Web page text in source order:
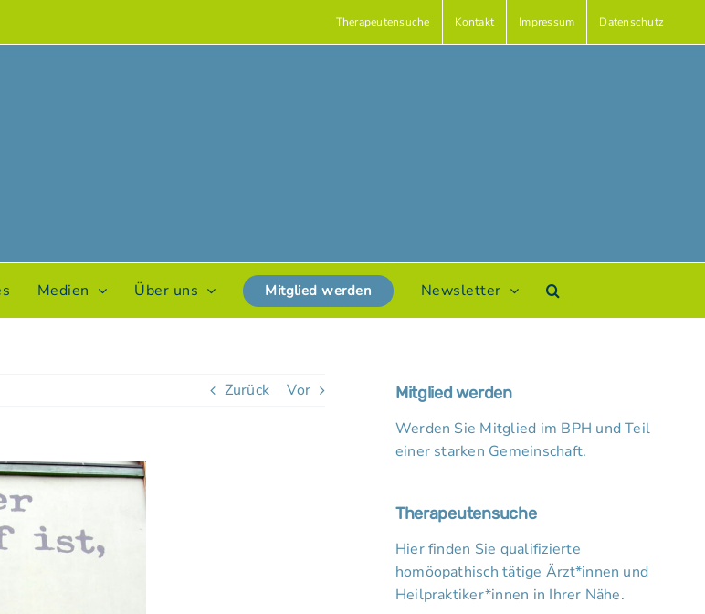
Therapeutensuche Kontakt Impressum Datenschutz
Medien Über uns Mitglied werden Newsletter
Zurück Vor
Mitglied werden
Werden Sie Mitglied im BPH und Teil
einer starken Gemeinschaft.
Therapeutensuche
Hier finden Sie qualifizierte
homöopathisch tätige Ärzt*innen und
Heilpraktiker*innen in Ihrer Nähe.